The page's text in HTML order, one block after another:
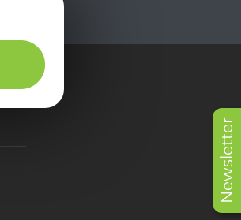
Newsletter